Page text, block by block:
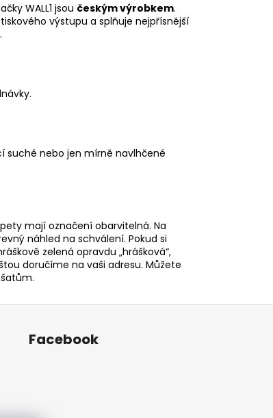
WALL1 jsou českým výrobkem.
výstupu a splňuje nejpřísnější
suché nebo jen mírně navlhčené
mají označení obarvitelná. Na
náhled na schválení. Pokud si
zelená opravdu „hrášková“,
doručíme na vaši adresu. Můžete
Facebook